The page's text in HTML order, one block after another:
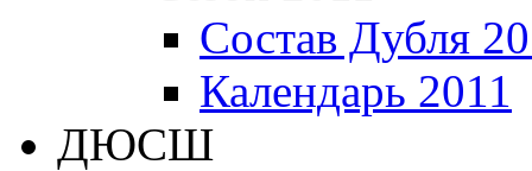
Состав Дубля
Календарь 2011
ДЮСШ